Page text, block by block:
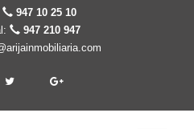
947 10 25 10
947 210 947